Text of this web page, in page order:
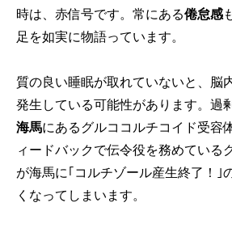
時は、赤信号です。常にある倦怠感
足を如実に物語っています。
質の良い睡眠が取れていないと、脳
発生している可能性があります。過
海馬にあるグルココルチコイド受容
ィードバックで伝令役を務めている
が海馬に｢コルチゾール産生終了！｣
くなってしまいます。